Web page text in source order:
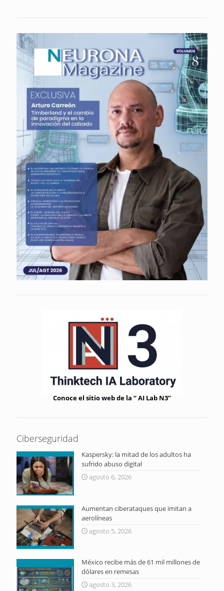
Conoce el sitio web de la “ AI Lab N3”
Ciberseguridad
Kaspersky: la mitad de los adultos ha
sufrido abuso digital
agosto 6, 2026
Aumentan ciberataques que imitan a
aerolíneas
agosto 5, 2026
México recibe más de 61 mil millones de
dólares en remesas
agosto 3, 2026